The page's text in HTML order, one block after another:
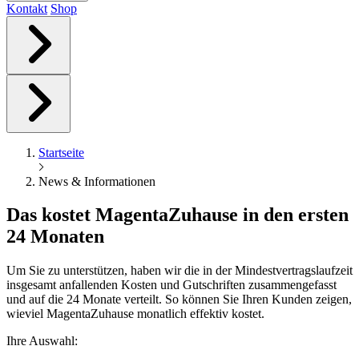
Kontakt Shop
Startseite
News & Informationen
Das kostet MagentaZuhause in den ersten
24 Monaten
Um Sie zu unterstützen, haben wir die in der Mindestvertragslaufzeit
insgesamt anfallenden Kosten und Gutschriften zusammengefasst
und auf die 24 Monate verteilt. So können Sie Ihren Kunden zeigen,
wieviel MagentaZuhause monatlich effektiv kostet.
Ihre Auswahl: